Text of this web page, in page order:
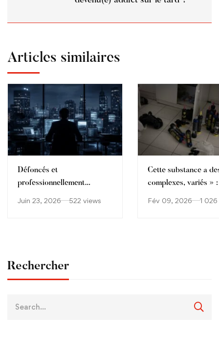
Articles similaires
Défoncés et
professionnellement
Juin 23, 2026 522 views
Cette substance a
complexes, variés »
Fév 09, 2026 1
Rechercher